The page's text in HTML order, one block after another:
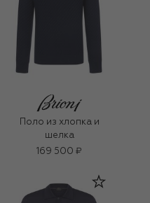
Поло из хлопка и
шелка
169 500 ₽